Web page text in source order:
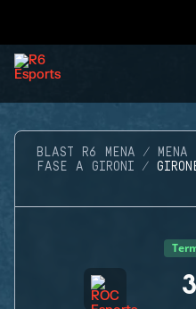
BLAST R6 MENA
MENA
FASE A GIRONI
3